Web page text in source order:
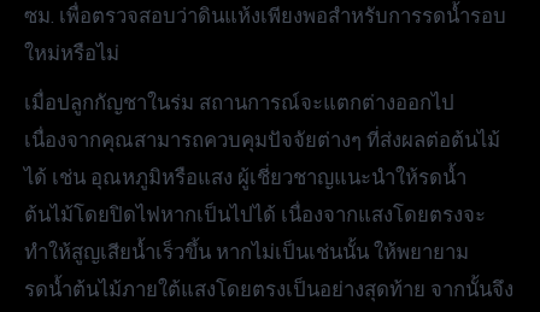
ซม. เพื่อตรวจสอบว่าดินแห้งเพียงพอสำหรับการรดน้ำรอบ
ใหม่หรือไม่
เมื่อปลูกกัญชาในร่ม สถานการณ์จะแตกต่างออกไป
เนื่องจากคุณสามารถควบคุมปัจจัยต่างๆ ที่ส่งผลต่อต้นไม้
ได้ เช่น อุณหภูมิหรือแสง ผู้เชี่ยวชาญแนะนำให้รดน้ำ
ต้นไม้โดยปิดไฟหากเป็นไปได้ เนื่องจากแสงโดยตรงจะ
ทำให้สูญเสียน้ำเร็วขึ้น หากไม่เป็นเช่นนั้น ให้พยายาม
รดน้ำต้นไม้ภายใต้แสงโดยตรงเป็นอย่างสุดท้าย จากนั้นจึง